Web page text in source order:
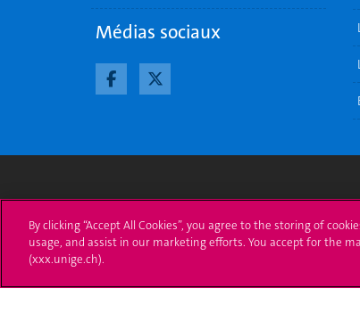
Médias sociaux
24 rue du Général-Dufour
T. +41 (0)22 379 71 11
By clicking “Accept All Cookies”, you agree to the storing of
usage, and assist in our marketing efforts. You accept for the
(xxx.unige.ch).